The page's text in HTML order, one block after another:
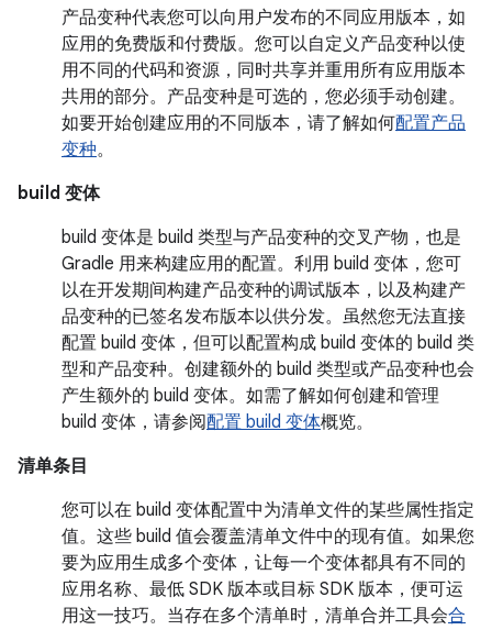
产品变种代表您可以向用户发布的不同应用版本，如
应用的免费版和付费版。您可以自定义产品变种以使
用不同的代码和资源，同时共享并重用所有应用版本
共用的部分。产品变种是可选的，您必须手动创建。
如要开始创建应用的不同版本，请了解如何配置产品
变种。
build 变体
build 变体是 build 类型与产品变种的交叉产物，也是
Gradle 用来构建应用的配置。利用 build 变体，您可
以在开发期间构建产品变种的调试版本，以及构建产
品变种的已签名发布版本以供分发。虽然您无法直接
配置 build 变体，但可以配置构成 build 变体的 build 类
型和产品变种。创建额外的 build 类型或产品变种也会
产生额外的 build 变体。如需了解如何创建和管理
build 变体，请参阅配置 build 变体概览。
清单条目
您可以在 build 变体配置中为清单文件的某些属性指定
值。这些 build 值会覆盖清单文件中的现有值。如果您
要为应用生成多个变体，让每一个变体都具有不同的
应用名称、最低 SDK 版本或目标 SDK 版本，便可运
用这一技巧。当存在多个清单时，清单合并工具会合